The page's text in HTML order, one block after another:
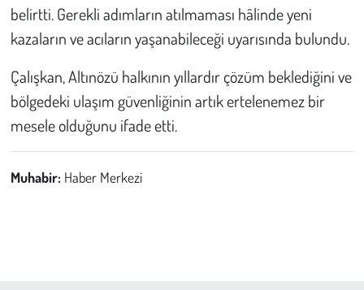
belirtti. Gerekli adımların atılmaması hâlinde yeni
kazaların ve acıların yaşanabileceği uyarısında bulundu.
Çalışkan, Altınözü halkının yıllardır çözüm beklediğini ve
bölgedeki ulaşım güvenliğinin artık ertelenemez bir
mesele olduğunu ifade etti.
Muhabir: Haber Merkezi